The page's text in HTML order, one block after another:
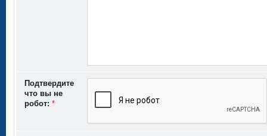
Подтвердите
что вы не
робот: *